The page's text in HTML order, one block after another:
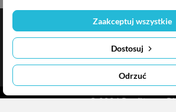
NASZA FIRMA
INFORMACJA O SKLEPIE
© 2024 Profitness.pl
Odrzuć
Dostosuj
Zaakceptuj wszystkie